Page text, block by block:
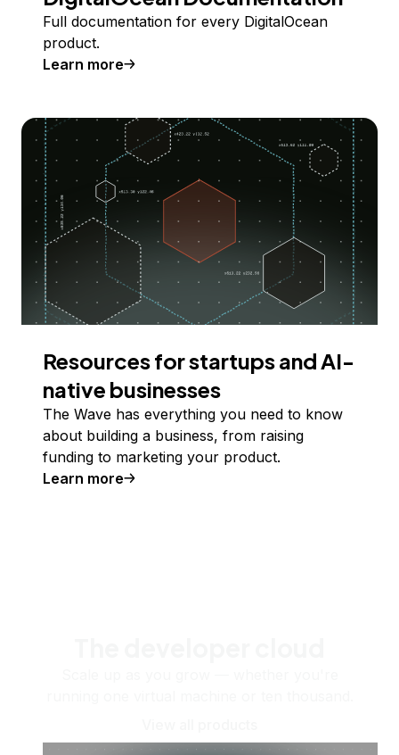
Full documentation for every DigitalOcean
product.
Learn more
Resources for startups and AI-
native businesses
The Wave has everything you need to know
about building a business, from raising
funding to marketing your product.
Learn more